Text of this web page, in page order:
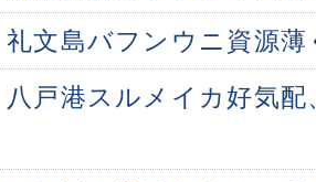
礼文島バフンウニ資源薄
八戸港スルメイカ好気